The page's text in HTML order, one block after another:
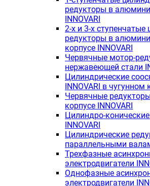
редукторы в
INNOVARI
2-х и 3-х ступенчатые
редукторы в
корпусе INNOVARI
Червячные мотор-
нержавеющей стали
Цилиндрические
INNOVARI в чугунном
Червячные
корпусе INNOVARI
Цилиндро-
INNOVARI
Цилиндрические
параллельными
Трехфазные
электродвигатели
Однофазные
электродвигатели